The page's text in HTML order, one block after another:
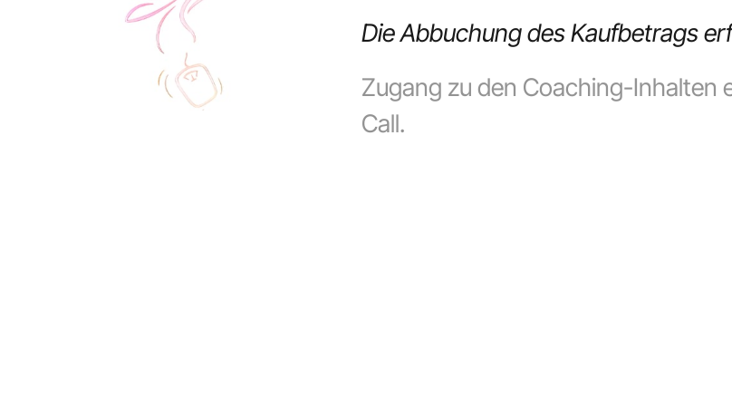
Die Abbuchung des Kaufbetrags
Zugang zu den Coaching-
Call.